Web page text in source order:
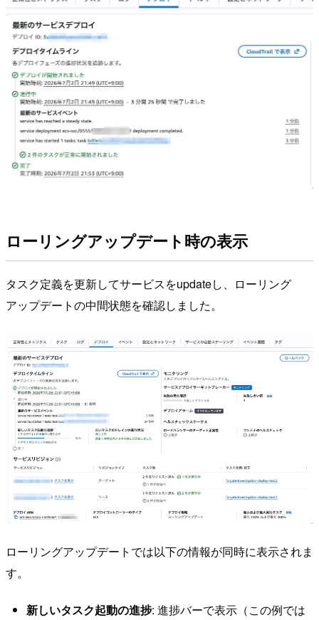
ローリングアップデート時の表示
タスク定義を更新してサービスをupdateし、ローリング
アップデートの中間状態を確認しました。
ローリングアップデートでは以下の情報が同時に表示されま
す。
新しいタスク起動の進捗: 進捗バーで表示（この例では